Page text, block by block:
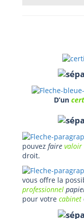
D’un
pouvez faire valoir
droit.
vous offre la
professionnel
pour votre cabinet